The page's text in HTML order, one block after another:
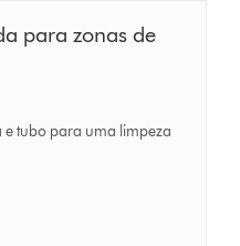
para zonas de
e tubo para uma limpeza